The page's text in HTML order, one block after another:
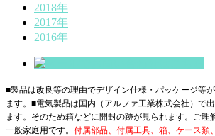
2018年
2017年
2016年
■製品は改良等の理由でデザイン仕様・パッケージ等
ます。■電気製品は国内（アルファ工業株式会社）で
ます。そのため箱などに開封の跡が見られます。ご理
一般家庭用です。 付属部品、付属工具、箱、ケース類